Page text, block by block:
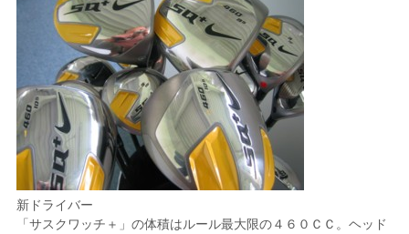
新ドライバー
「サスクワッチ＋」の体積はルール最大限の４６０ＣＣ。ヘッド